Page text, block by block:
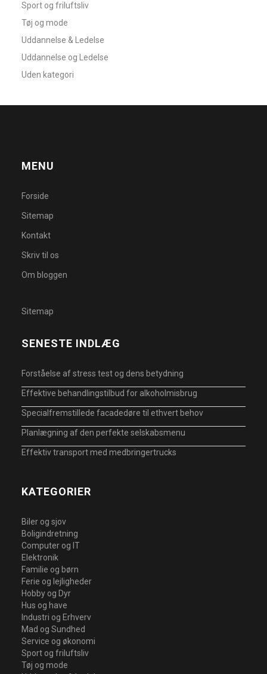
Sport og friluftsliv
Tøj og mode
Uddannelse & Ledelse
Uddannelse og Ledelse
Uden kategori
MENU
Forside
Sitemap
Kontakt
Skriv til os
Om bloggen
Sitemap
SENESTE INDLÆG
Forståelse af stress test og dens betydning
Effektive behandlingstilbud for alkoholmisbrug
Specialfremstillede facadedøre til ethvert behov
Planlægning af den perfekte selskabsmenu
Effektiv transport med medbringertrucks
KATEGORIER
Biler og sjov
Boligindretning
Computer og IT
Elektronik
Familie og børn
Ferie og lejligheder
Hobby og Dyr
Hus og have
Industri og Erhverv
Mad og Sundhed
Service og økonomi
Sport og friluftsliv
Tøj og mode